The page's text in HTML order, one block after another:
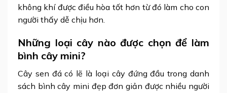
không khí được điều hòa tốt hơn từ đó làm cho con
người thấy dễ chịu hơn.
Những loại cây nào được chọn để làm
bình cây mini?
Cây sen đá có lẽ là loại cây đứng đầu trong danh
sách bình cây mini đẹp đơn giản được nhiều người